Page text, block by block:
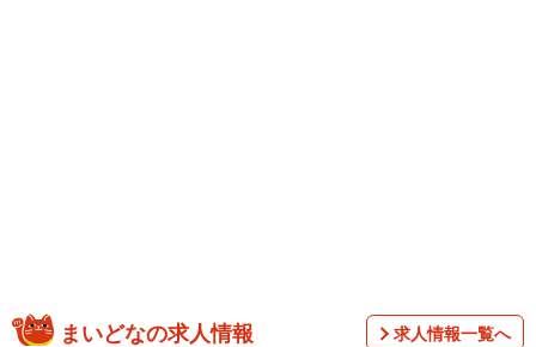
たくん。脳性まひによる発達の遅れがあり、まだ発語はあ
まいどなの求人情報 求人情報一覧へ